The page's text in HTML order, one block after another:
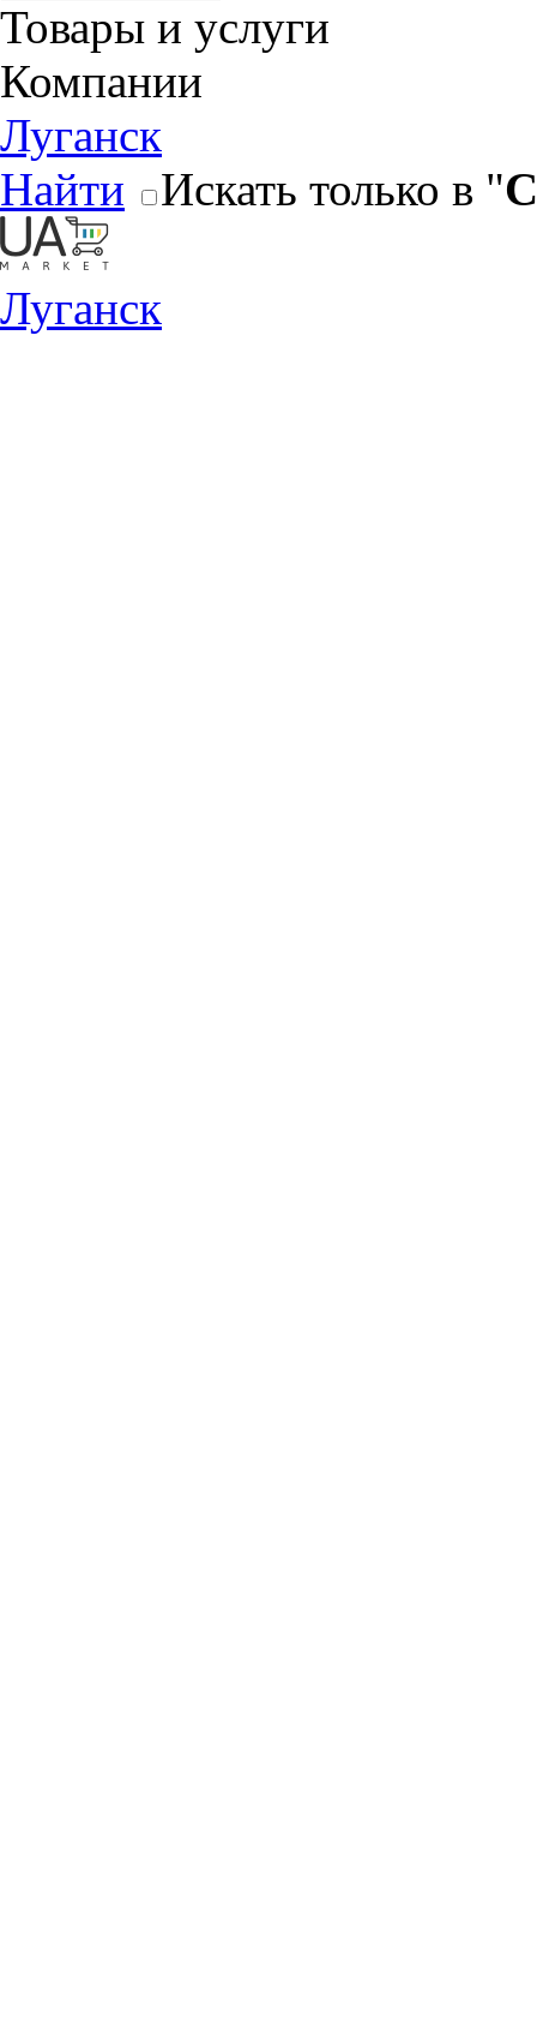
Товары и услуги
Компании
Луганск
Найти
Искать только в "
Луганск